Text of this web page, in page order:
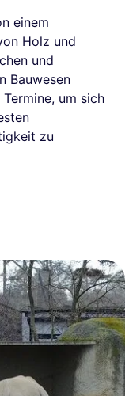
einem
Holz und
und
Bauwesen
um sich
zu